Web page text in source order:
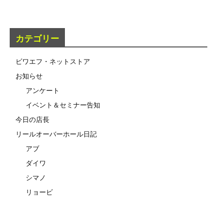
カテゴリー
ビワエフ・ネットストア
お知らせ
アンケート
イベント＆セミナー告知
今日の店長
リールオーバーホール日記
アブ
ダイワ
シマノ
リョービ